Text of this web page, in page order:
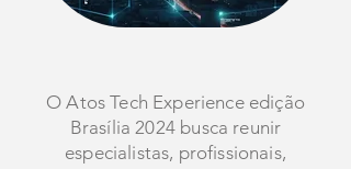
O Atos Tech Experience edição
Brasília 2024 busca reunir
especialistas, profissionais,